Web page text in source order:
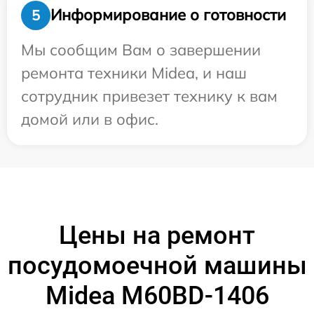
5
Информирование о готовности
Мы сообщим Вам о завершении
ремонта техники Midea, и наш
сотрудник привезет технику к вам
домой или в офис.
Цены на ремонт
посудомоечной машины
Midea M60BD-1406